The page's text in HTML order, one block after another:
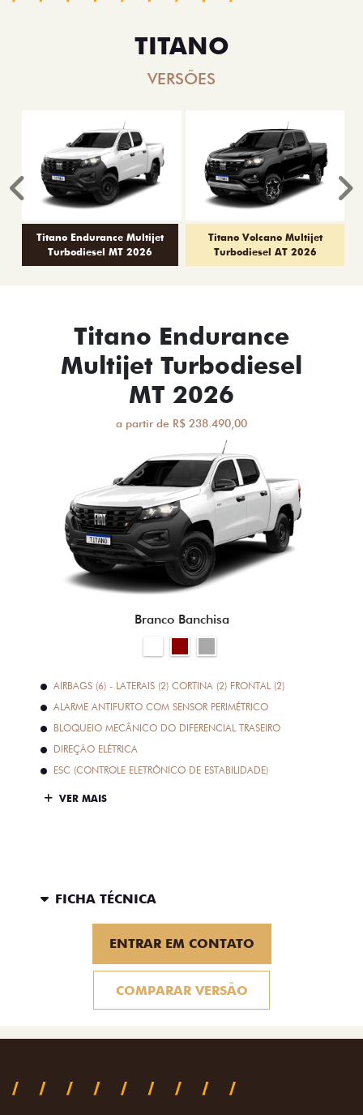
TITANO
VERSÕES
Titano Endurance Multijet
Turbodiesel MT 2026
Titano Volcano Multijet
Turbodiesel AT 2026
Anterior
Titano Endurance
Multijet Turbodiesel
MT 2026
a partir de R$ 238.490,00
Branco Banchisa
AIRBAGS (6) - LATERAIS (2) CORTINA (2) FRONTAL (2)
ALARME ANTIFURTO COM SENSOR PERIMÉTRICO
BLOQUEIO MECÂNICO DO DIFERENCIAL TRASEIRO
DIREÇÃO ELÉTRICA
ESC (CONTROLE ELETRÔNICO DE ESTABILIDADE)
VER MAIS
FICHA TÉCNICA
ENTRAR EM CONTATO
COMPARAR VERSÃO